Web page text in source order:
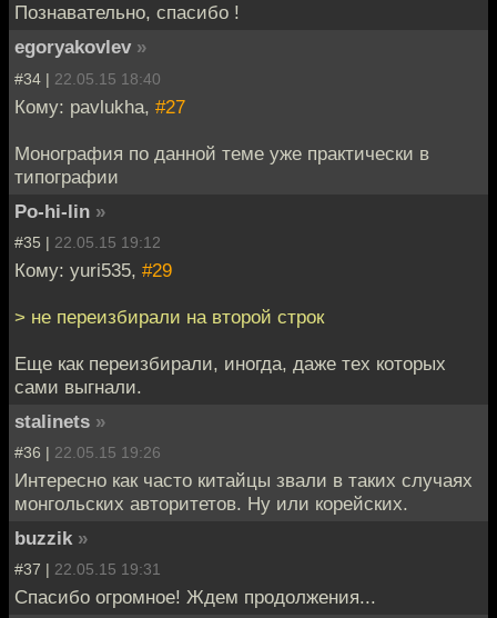
Познавательно, спасибо !
egoryakovlev »
#34 | 22.05.15 18:40
Кому: pavlukha, #27
Монография по данной теме уже практически в
типографии
Po-hi-lin »
#35 | 22.05.15 19:12
Кому: yuri535, #29
> не переизбирали на второй строк
Еще как переизбирали, иногда, даже тех которых
сами выгнали.
stalinets »
#36 | 22.05.15 19:26
Интересно как часто китайцы звали в таких случаях
монгольских авторитетов. Ну или корейских.
buzzik »
#37 | 22.05.15 19:31
Спасибо огромное! Ждем продолжения...